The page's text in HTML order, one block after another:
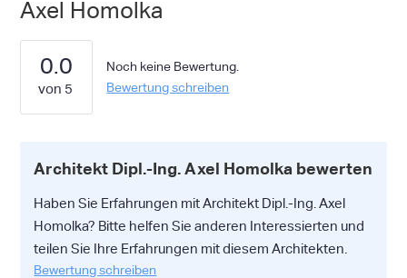
Axel Homolka
0.0
Noch keine Bewertung.
Bewertung schreiben
Architekt Dipl.-Ing. Axel Homolka bewerten
Haben Sie Erfahrungen mit Architekt Dipl.-Ing. Axel
Homolka? Bitte helfen Sie anderen Interessierten und
teilen Sie Ihre Erfahrungen mit diesem Architekten.
Bewertung schreiben